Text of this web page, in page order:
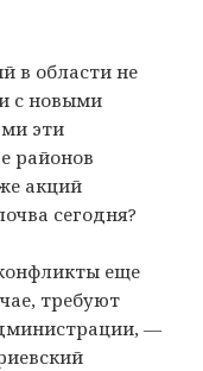
в области не
с новыми
эти
районов
акций
сегодня?
еще
требуют
—